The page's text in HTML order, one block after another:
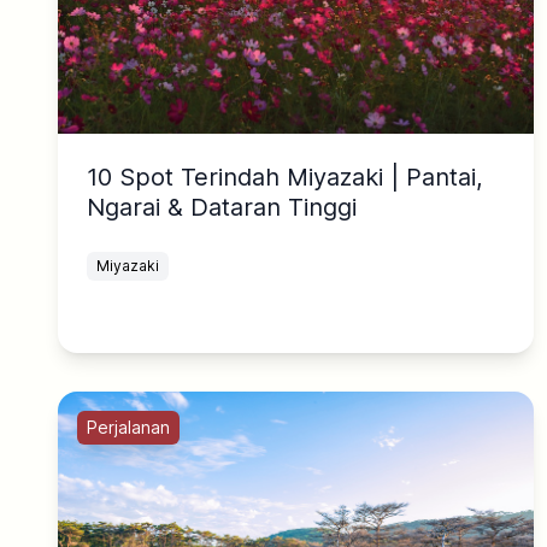
10 Spot Terindah Miyazaki | Pantai,
Ngarai & Dataran Tinggi
Miyazaki
Perjalanan